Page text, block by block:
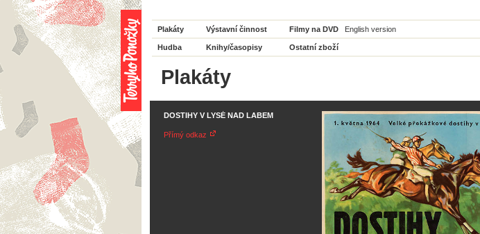
Plakáty Výstavní činnost Filmy na DVD English version
Hudba Knihy/časopisy Ostatní zboží
Plakáty
DOSTIHY V LYSÉ NAD LABEM
Přímý odkaz